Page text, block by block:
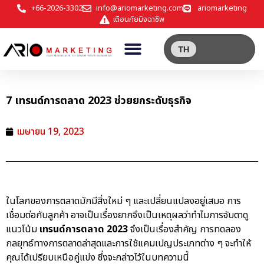
+66-2026-3302 info@ariomarketing.com
ariomarketing
เตือนภัยมิจฉาชีพ
TH
7 เทรนด์การตลาด 2023 ช่วยยกระดับธุรกิจ
เมษายน 19, 2023
ในโลกของการตลาดมักมีสิ่งใหม่ ๆ และเปลี่ยนแปลงอยู่เสมอ การ
เชื่อมต่อกับลูกค้า อาจเป็นเรื่องยากจึงเป็นเหตุผลว่าทำไมการจับตาดู
แนวโน้ม เทรนด์การตลาด 2023จึงเป็นเรื่องสำคัญ การทดลอง
กลยุทธ์ทางการตลาดล่าสุดและการใช้แคมเปญประเภทต่าง ๆ จะทำให้
คุณได้เปรียบเหนือคู่แข่ง ซึ่งจะกล่าวไว้ในบทความนี้